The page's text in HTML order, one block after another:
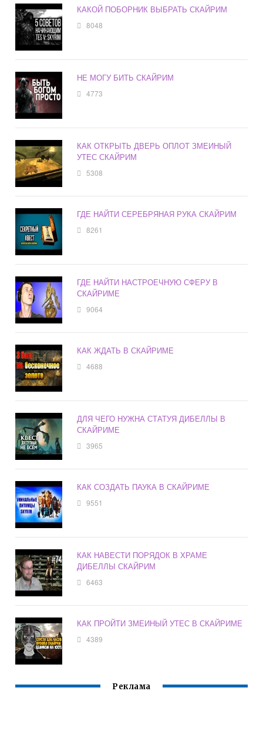
КАКОЙ ПОБОРНИК ВЫБРАТЬ СКАЙРИМ
8048
НЕ МОГУ БИТЬ СКАЙРИМ
4773
КАК ОТКРЫТЬ ДВЕРЬ ОПЛОТ ЗМЕИНЫЙ
УТЕС СКАЙРИМ
5308
ГДЕ НАЙТИ СЕРЕБРЯНАЯ РУКА СКАЙРИМ
8261
ГДЕ НАЙТИ НАСТРОЕЧНУЮ СФЕРУ В
СКАЙРИМЕ
9064
КАК ЖДАТЬ В СКАЙРИМЕ
4688
ДЛЯ ЧЕГО НУЖНА СТАТУЯ ДИБЕЛЛЫ В
СКАЙРИМЕ
3965
КАК СОЗДАТЬ ПАУКА В СКАЙРИМЕ
9551
КАК НАВЕСТИ ПОРЯДОК В ХРАМЕ
ДИБЕЛЛЫ СКАЙРИМ
6463
КАК ПРОЙТИ ЗМЕИНЫЙ УТЕС В СКАЙРИМЕ
4389
Реклама